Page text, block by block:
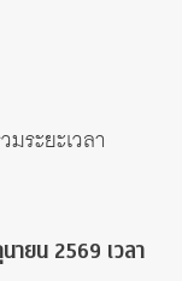
ระยะเวลา
ายน 2569 เวลา